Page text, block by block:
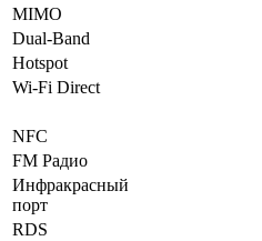
MIMO
Dual-Band
Hotspot
Wi-Fi Direct
NFC
FM Радио
Инфракрасный
порт
RDS